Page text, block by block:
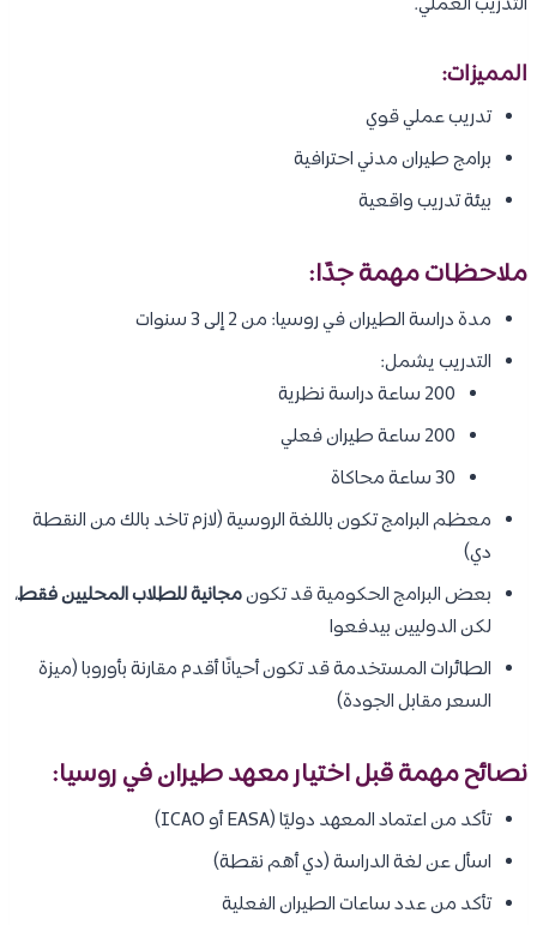
التدريب العملي.
المميزات:
تدريب عملي قوي
برامج طيران مدني احترافية
بيئة تدريب واقعية
ملاحظات مهمة جدًا:
مدة دراسة الطيران في روسيا: من 2 إلى 3 سنوات
التدريب يشمل:
200 ساعة دراسة نظرية
200 ساعة طيران فعلي
30 ساعة محاكاة
معظم البرامج تكون باللغة الروسية (لازم تاخد بالك من النقطة
دي)
بعض البرامج الحكومية قد تكونمجانية للطلاب المحليين فقط،
لكن الدوليين بيدفعوا
الطائرات المستخدمة قد تكون أحيانًا أقدم مقارنة بأوروبا (ميزة
السعر مقابل الجودة)
نصائح مهمة قبل اختيار معهد طيران في روسيا:
تأكد من اعتماد المعهد دوليًا (EASA أو ICAO)
اسأل عن لغة الدراسة (دي أهم نقطة)
تأكد من عدد ساعات الطيران الفعلية